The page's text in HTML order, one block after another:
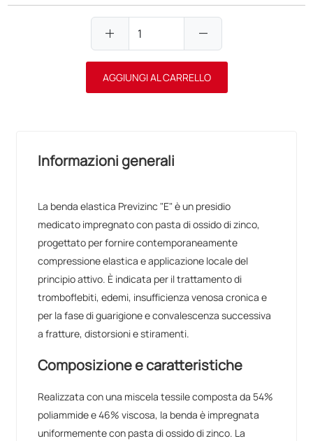
add remove
AGGIUNGI AL CARRELLO
Informazioni generali
La benda elastica Previzinc "E" è un presidio
medicato impregnato con pasta di ossido di zinco,
progettato per fornire contemporaneamente
compressione elastica e applicazione locale del
principio attivo. È indicata per il trattamento di
tromboflebiti, edemi, insufficienza venosa cronica e
per la fase di guarigione e convalescenza successiva
a fratture, distorsioni e stiramenti.
Composizione e caratteristiche
Realizzata con una miscela tessile composta da 54%
poliammide e 46% viscosa, la benda è impregnata
uniformemente con pasta di ossido di zinco. La